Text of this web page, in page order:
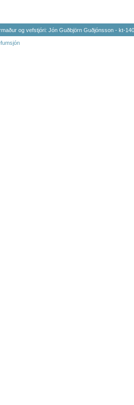
og vefstjóri: Jón Guðbjörn Guðjónsson - kt-